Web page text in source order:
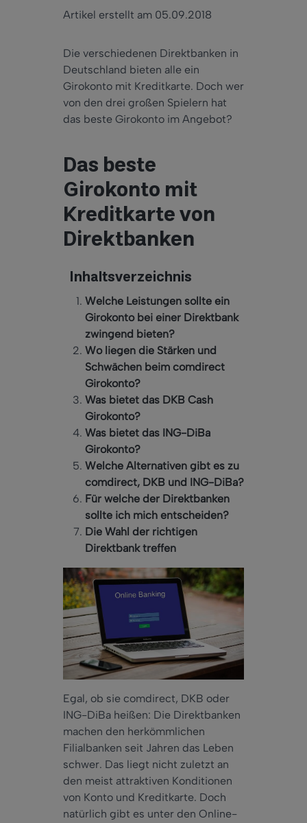
Artikel erstellt am 05.09.2018
Die verschiedenen Direktbanken in
Deutschland bieten alle ein
Girokonto mit Kreditkarte. Doch wer
von den drei großen Spielern hat
das beste Girokonto im Angebot?
Das beste
Girokonto mit
Kreditkarte von
Direktbanken
Inhaltsverzeichnis
Welche Leistungen sollte ein
Girokonto bei einer Direktbank
zwingend bieten?
Wo liegen die Stärken und
Schwächen beim comdirect
Girokonto?
Was bietet das DKB Cash
Girokonto?
Was bietet das ING-DiBa
Girokonto?
Welche Alternativen gibt es zu
comdirect, DKB und ING-DiBa?
Für welche der Direktbanken
sollte ich mich entscheiden?
Die Wahl der richtigen
Direktbank treffen
Egal, ob sie comdirect, DKB oder
ING-DiBa heißen: Die Direktbanken
machen den herkömmlichen
Filialbanken seit Jahren das Leben
schwer. Das liegt nicht zuletzt an
den meist attraktiven Konditionen
von Konto und Kreditkarte. Doch
natürlich gibt es unter den Online-